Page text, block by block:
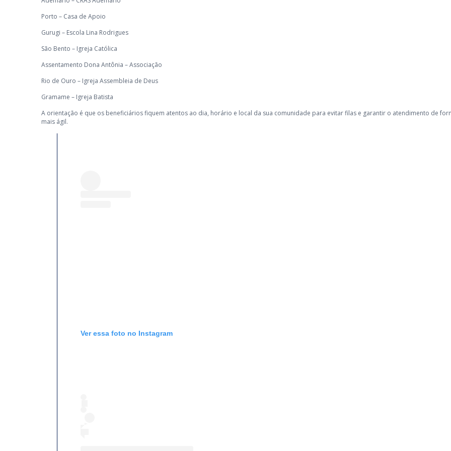
Porto – Casa de Apoio
Gurugi – Escola Lina Rodrigues
São Bento – Igreja Católica
Assentamento Dona Antônia – Associação
Rio de Ouro – Igreja Assembleia de Deus
Gramame – Igreja Batista
A orientação é que os beneficiários fiquem atentos ao dia, horário e local da sua comunidade para evitar filas e garantir o atendimento de
mais ágil.
Ver essa foto no Instagram